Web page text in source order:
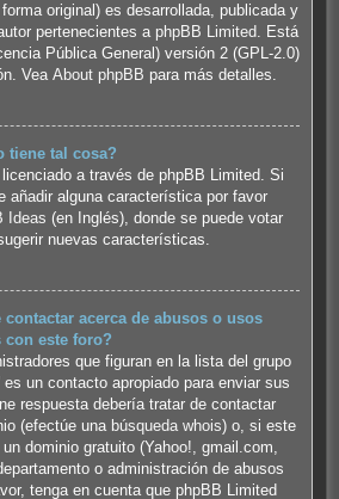
original) es desarrollada, publicada y
pertenecientes a phpBB Limited. Está
Pública General) versión 2 (GPL-2.0)
Vea About phpBB para más detalles.
tiene tal cosa?
a través de phpBB Limited. Si
añadir alguna característica por favor
Ideas (en Inglés), donde se puede votar
nuevas características.
acerca de abusos o usos
con este foro?
que figuran en la lista del grupo
es un contacto apropiado para enviar sus
respuesta debería tratar de contactar
(efectúe una búsqueda whois) o, si este
dominio gratuito (Yahoo!, gmail.com,
o administración de abusos
tenga en cuenta que phpBB Limited